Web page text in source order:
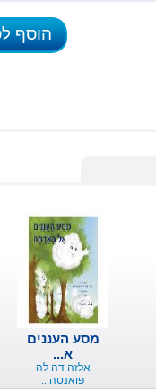
הוסף
מסע העננים
א...
אלזה דה לה
פואנטה...